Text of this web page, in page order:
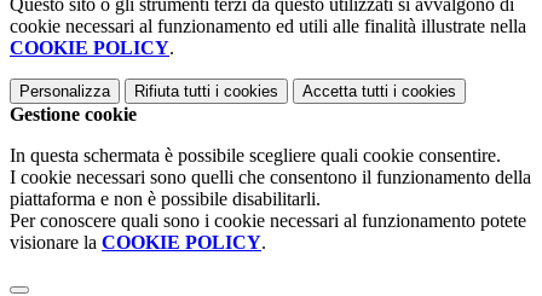
Questo sito o gli strumenti terzi da questo utilizzati si avvalgono di
cookie necessari al funzionamento ed utili alle finalità illustrate nella
COOKIE POLICY.
Personalizza Rifiuta tutti i cookies Accetta tutti i cookies
Gestione cookie
In questa schermata è possibile scegliere quali cookie consentire.
I cookie necessari sono quelli che consentono il funzionamento della
piattaforma e non è possibile disabilitarli.
Per conoscere quali sono i cookie necessari al funzionamento potete
visionare la COOKIE POLICY.